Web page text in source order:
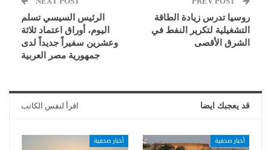
روسيا تدرس زيادة الطاقة
التشغيلية لتكرير النفط في
الشرق الأقصى
الرئيس السيسي تسلم
اليوم، أوراق اعتماد ثلاثة
وعشرين سفيراً جديداً لدى
جمهورية مصر العربية
قد يعجبك ايضا اقرأ لنفس الكاتب
أخبار صحفية أخبار صحفية